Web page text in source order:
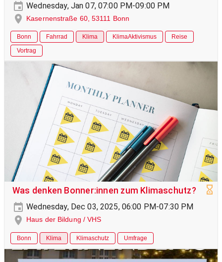
Wednesday, Jan 07, 07:00 PM-09:00 PM
Kasernenstraße 60, 53111 Bonn
Bonn Fahrrad Klima KlimaAktivismus
Reise
Vortrag
Was denken Bonner:innen zum Klimaschutz?
Wednesday, Dec 03, 2025, 06:00 PM-07:30 PM
Haus der Bildung / VHS
Bonn Klima Klimaschutz Umfrage